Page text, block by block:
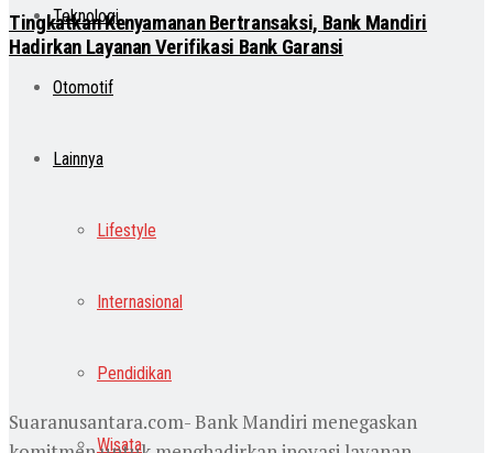
Teknologi
Otomotif
Lainnya
Lifestyle
Internasional
Pendidikan
Wisata
Tingkatkan Kenyamanan Bertransaksi, Bank Mandiri
Hadirkan Layanan Verifikasi Bank Garansi
Suaranusantara.com- Bank Mandiri menegaskan